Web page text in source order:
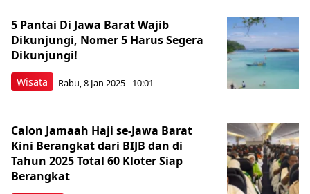
Wisata
5 Pantai Di Jawa Barat Wajib
Dikunjungi, Nomer 5 Harus Segera
Dikunjungi!
Rabu, 8 Jan 2025 - 10:01
Calon Jamaah Haji se-Jawa Barat
Kini Berangkat dari BIJB dan di
Tahun 2025 Total 60 Kloter Siap
Berangkat